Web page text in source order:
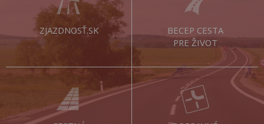
ZJAZDNOSŤ.SK
BECEP CESTA
PRE ŽIVOT